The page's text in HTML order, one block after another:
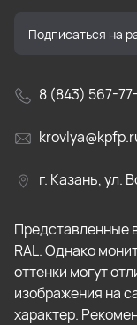
8 (843) 567-
г. Казань, ул.
Представленные
RAL. Однако
оттенки могут
изображения на
характер.